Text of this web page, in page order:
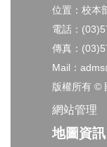
位置：校本
電話：
傳真：
Mail：
版權所有 ©
網站管理
地圖資訊